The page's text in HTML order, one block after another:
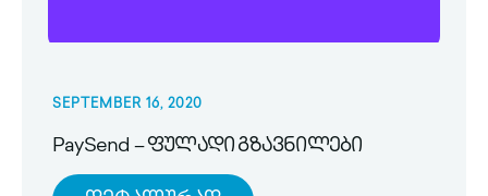
SEPTEMBER 16, 2020
PaySend – ფულადი გზავნილები